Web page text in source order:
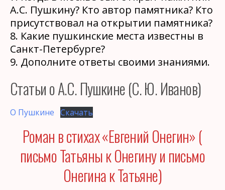
А.С. Пушкину? Кто автор памятника? Кто
присутствовал на открытии памятника?
8. Какие пушкинские места известны в
Санкт-Петербурге?
9. Дополните ответы своими знаниями.
Статьи о А.С. Пушкине (С. Ю. Иванов)
О Пушкине Скачать
Роман в стихах «Евгений Онегин» (
письмо Татьяны к Онегину и письмо
Онегина к Татьяне)